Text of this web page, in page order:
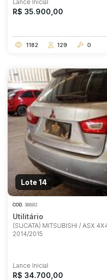
Lance Inicial
R$ 35.900,00
1182 129 0
Lote 14
COD. 38892
Utilitário
(SUCATA) MITSUBISHI / ASX
2014/2015
Lance Inicial
R$ 34.700,00